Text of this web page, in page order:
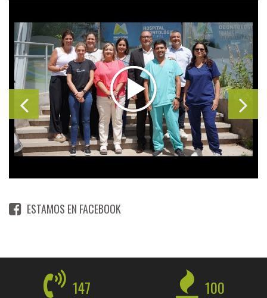
ESTAMOS EN FACEBOOK
147 100